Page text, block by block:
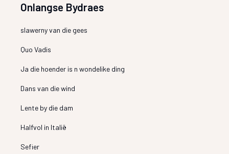
Onlangse Bydraes
slawerny van die gees
Quo Vadis
Ja die hoender is n wondelike ding
Dans van die wind
Lente by die dam
Halfvol in Italië
Sefier